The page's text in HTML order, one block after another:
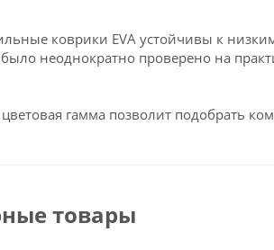
коврики EVA устойчивы к
неоднократно проверено на
гамма позволит подобрать
товары